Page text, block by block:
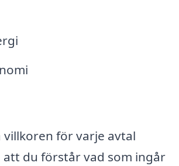
villkoren för varje avtal
du förstår vad som ingår